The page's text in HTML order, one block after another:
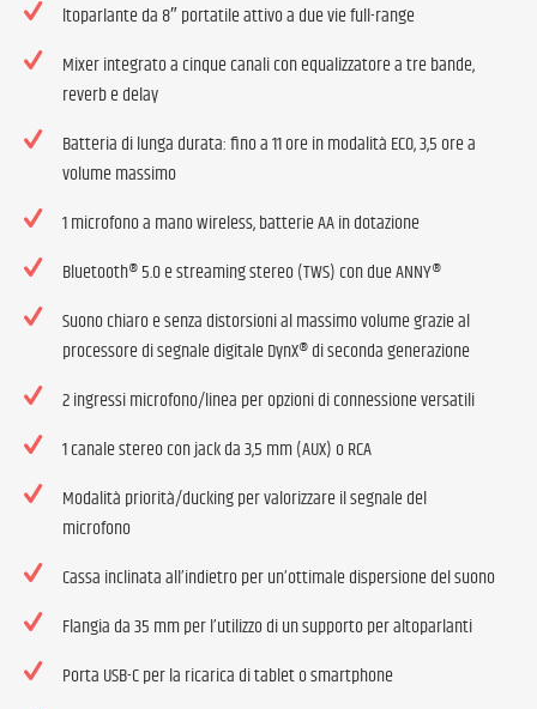
ltoparlante da 8″ portatile attivo a due vie full-range
Mixer integrato a cinque canali con equalizzatore a tre bande,
reverb e delay
Batteria di lunga durata: fino a 11 ore in modalità ECO, 3,5 ore a
volume massimo
1 microfono a mano wireless, batterie AA in dotazione
Bluetooth® 5.0 e streaming stereo (TWS) con due ANNY®
Suono chiaro e senza distorsioni al massimo volume grazie al
processore di segnale digitale DynX® di seconda generazione
2 ingressi microfono/linea per opzioni di connessione versatili
1 canale stereo con jack da 3,5 mm (AUX) o RCA
Modalità priorità/ducking per valorizzare il segnale del
microfono
Cassa inclinata all’indietro per un’ottimale dispersione del suono
Flangia da 35 mm per l’utilizzo di un supporto per altoparlanti
Porta USB-C per la ricarica di tablet o smartphone